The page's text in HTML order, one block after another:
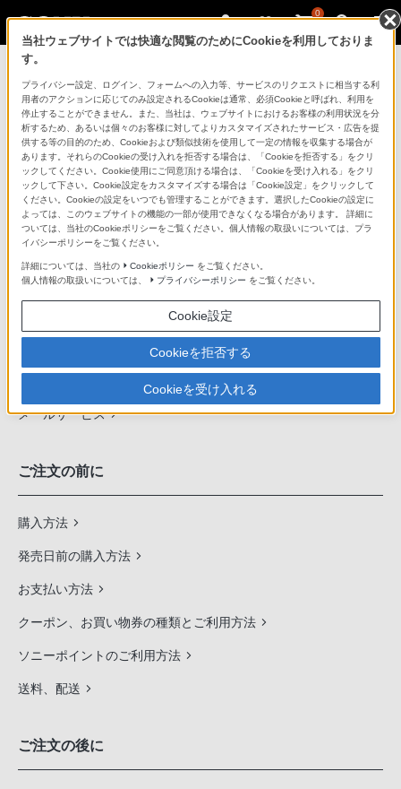
0
ソニーストアのご利用ガイド
ご利用ガイドでは、ソニーストアのご利用方法・サービ
スに関しまとめてご案内しております。
ご利用の前に
ソニーストア 店舗のご案内
ソニーショップ（ソニーストア取次店）のご案内
ソニーストアの特典・サービス
（長期保証、下取サービス、設置・設定サービスなど）
定期クーポンのプレゼントについて
メールサービス
ご注文の前に
購入方法
発売日前の購入方法
お支払い方法
クーポン、お買い物券の種類とご利用方法
ソニーポイントのご利用方法
送料、配送
ご注文の後に
当社ウェブサイトでは快適な閲覧のためにCookieを利用しておりま
す。
プライバシー設定、ログイン、フォームへの入力等、サービスのリクエストに相当する利
用者のアクションに応じてのみ設定されるCookieは通常、必須Cookieと呼ばれ、利用を
停止することができません。また、当社は、ウェブサイトにおけるお客様の利用状況を分
析するため、あるいは個々のお客様に対してよりカスタマイズされたサービス・広告を提
供する等の目的のため、Cookieおよび類似技術を使用して一定の情報を収集する場合が
あります。それらのCookieの受け入れを拒否する場合は、「Cookieを拒否する」をクリ
ックしてください。Cookie使用にご同意頂ける場合は、「Cookieを受け入れる」をクリ
ックして下さい。Cookie設定をカスタマイズする場合は「Cookie設定」をクリックして
ください。Cookieの設定をいつでも管理することができます。選択したCookieの設定に
よっては、このウェブサイトの機能の一部が使用できなくなる場合があります。 詳細に
ついては、当社のCookieポリシーをご覧ください。個人情報の取扱いについては、プラ
イバシーポリシーをご覧ください。
詳細については、当社の Cookieポリシー をご覧ください。
個人情報の取扱いについては、
プライバシーポリシー をご覧ください。
Cookie設定
Cookieを拒否する
Cookieを受け入れる